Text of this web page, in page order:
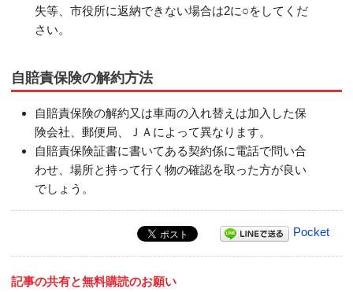
失等、市役所に返納できない場合は2に○をしてくだ
さい。
自賠責保険の解約方法
自賠責保険の解約又は車両の入れ替えは加入した保
険会社、郵便局、ＪＡによって異なります。
自賠責保険証書に書いてある契約係に電話で問い合
わせ、場所と持って行く物の確認を取った方が良い
でしょう。
Pocket
記事の共有と無料購読のお願い